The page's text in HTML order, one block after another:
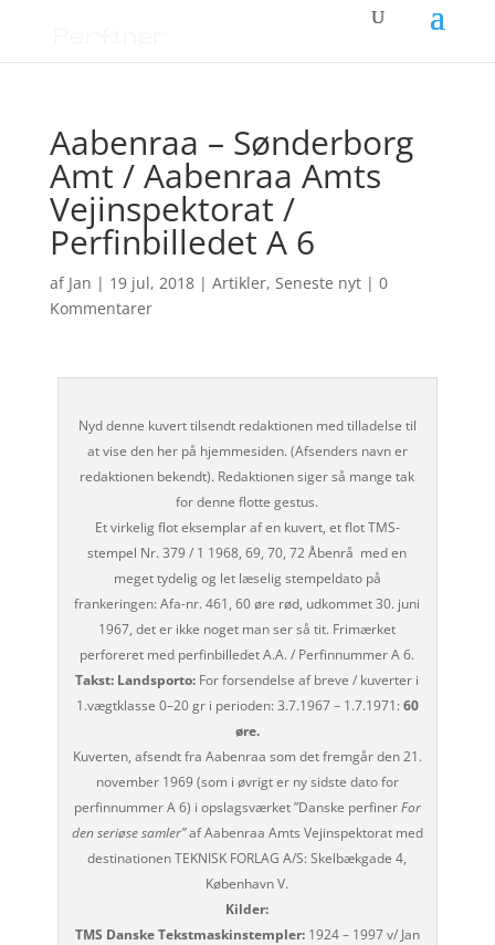
Aabenraa – Sønderborg
Amt / Aabenraa Amts
Vejinspektorat /
Perfinbilledet A 6
af Jan | 19 jul, 2018| Artikler, Seneste nyt| 0
Kommentarer
Nyd denne kuvert tilsendt redaktionen med tilladelse til
at vise den her på hjemmesiden. (Afsenders navn er
redaktionen bekendt). Redaktionen siger så mange tak
for denne flotte gestus.
Et virkelig flot eksemplar af en kuvert, et flot TMS-
stempel Nr. 379 / 1 1968, 69, 70, 72 Åbenrå med en
meget tydelig og let læselig stempeldato på
frankeringen: Afa-nr. 461, 60 øre rød, udkommet 30. juni
1967, det er ikke noget man ser så tit. Frimærket
perforeret med perfinbilledet A.A. / Perfinnummer A 6.
Takst: Landsporto: For forsendelse af breve / kuverter i
1.vægtklasse 0–20 gr i perioden: 3.7.1967 – 1.7.1971: 60
øre.
Kuverten, afsendt fra Aabenraa som det fremgår den 21.
november 1969 (som i øvrigt er ny sidste dato for
perfinnummer A 6) i opslagsværket ”Danske perfinerFor
den seriøse samler”af Aabenraa Amts Vejinspektorat med
destinationen TEKNISK FORLAG A/S: Skelbækgade 4,
København V.
Kilder:
TMS Danske Tekstmaskinstempler:1924 – 1997 v/ Jan